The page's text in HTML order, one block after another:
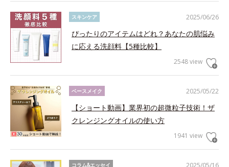
2025/06/26
スキンケア
ぴったりのアイテムはどれ？あなたの肌悩み
に応える洗顔料【5種比較】
2548 view
2025/05/22
ベースメイク
【ショート動画】業界初の超微粒子技術！ザ
クレンジングオイルの使い方
1941 view
2025/05/16
コラム&エッセイ